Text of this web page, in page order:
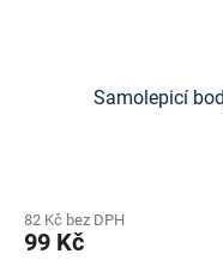
Samolepicí
82 Kč bez DPH
99 Kč